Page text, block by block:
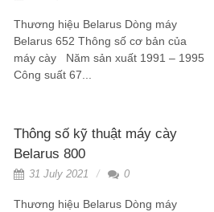
Thương hiệu Belarus Dòng máy
Belarus 652 Thông số cơ bản của
máy cày Năm sản xuất 1991 – 1995
Công suất 67...
Thông số kỹ thuật máy cày
Belarus 800
31 July 2021 0
Thương hiệu Belarus Dòng máy